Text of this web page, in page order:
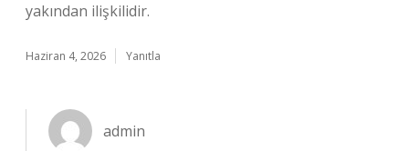
yakından ilişkilidir.
Haziran 4, 2026 Yanıtla
admin